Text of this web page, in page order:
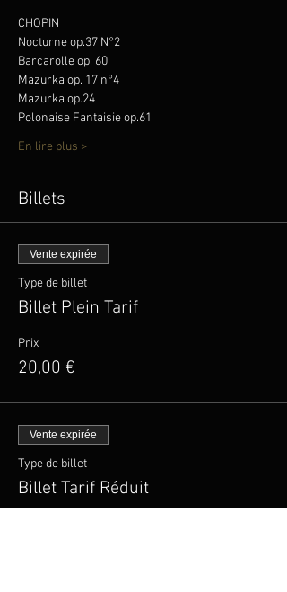
CHOPIN
Nocturne op.37 N°2
Barcarolle op. 60
Mazurka op. 17 n°4
Mazurka op.24
Polonaise Fantaisie op.61
En lire plus >
Billets
Vente expirée
Type de billet
Billet Plein Tarif
Prix
20,00 €
Vente expirée
Type de billet
Billet Tarif Réduit